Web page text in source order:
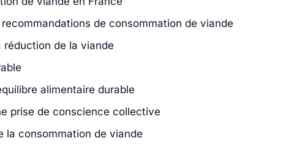
de consommation de viande
de la viande
alimentaire durable
prise de conscience collective
la consommation de viande